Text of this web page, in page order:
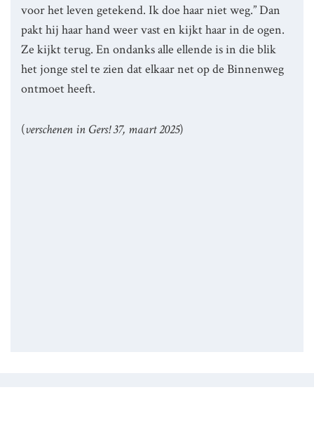
voor het leven getekend. Ik doe haar niet weg.” Dan
pakt hij haar hand weer vast en kijkt haar in de ogen.
Ze kijkt terug. En ondanks alle ellende is in die blik
het jonge stel te zien dat elkaar net op de Binnenweg
ontmoet heeft.
(verschenen in Gers! 37, maart 2025)